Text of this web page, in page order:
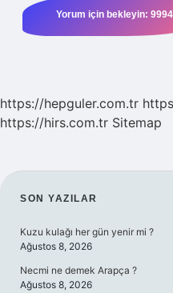
https://hepguler.com.tr
https://hirs.com.tr Sitemap
SIDEBAR
SON YAZILAR
Kuzu kulağı her gün yenir mi ?
Ağustos 8, 2026
Necmi ne demek Arapça ?
Ağustos 8, 2026